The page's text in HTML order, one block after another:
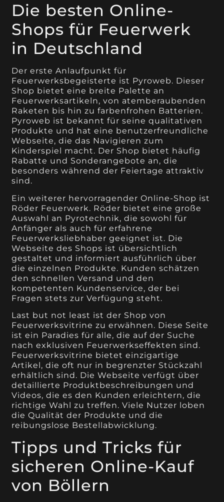
Die besten Online-
Shops für Feuerwerk
in Deutschland
Der erste Anlaufpunkt für
Feuerwerksbegeisterte ist Pyroweb. Dieser
Shop bietet eine breite Palette an
Feuerwerksartikeln, von atemberaubenden
Raketen bis hin zu farbenfrohen Batterien.
Pyroweb ist bekannt für seine qualitativen
Produkte und hat eine benutzerfreundliche
Webseite, die das Navigieren zum
Kinderspiel macht. Der Shop bietet häufig
Rabatte und Sonderangebote an, die
besonders während der Feiertage attraktiv
sind.
Ein weiterer hervorragender Online-Shop ist
Röder Feuerwerk. Röder bietet eine große
Auswahl an Pyrotechnik, die sowohl für
Anfänger als auch für erfahrene
Feuerwerksliebhaber geeignet ist. Die
Webseite des Shops ist übersichtlich
gestaltet und informiert ausführlich über
die einzelnen Produkte. Kunden schätzen
den schnellen Versand und den
kompetenten Kundenservice, der bei
Fragen stets zur Verfügung steht.
Last but not least ist der Shop von
Feuerwerksvitrine zu erwähnen. Diese Seite
ist ein Paradies für alle, die auf der Suche
nach exklusiven Feuerwerkseffekten sind.
Feuerwerksvitrine bietet einzigartige
Artikel, die oft nur in begrenzter Stückzahl
erhältlich sind. Die Webseite verfügt über
detaillierte Produktbeschreibungen und
Videos, die es den Kunden erleichtern, die
richtige Wahl zu treffen. Viele Nutzer loben
die Qualität der Produkte und die
reibungslose Bestellabwicklung.
Tipps und Tricks für
sicheren Online-Kauf
von Böllern